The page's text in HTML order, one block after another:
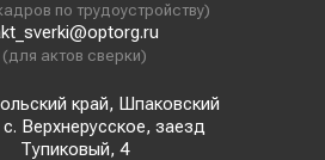
по трудоустройству)
(для актов сверки)
край, Шпаковский
Верхнерусское, заезд
Тупиковый, 4